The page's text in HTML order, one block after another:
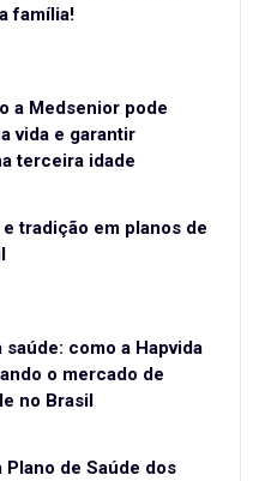
família!
a Medsenior pode
vida e garantir
terceira idade
tradição em planos de
como a Hapvida
o mercado de
no Brasil
Plano de Saúde dos